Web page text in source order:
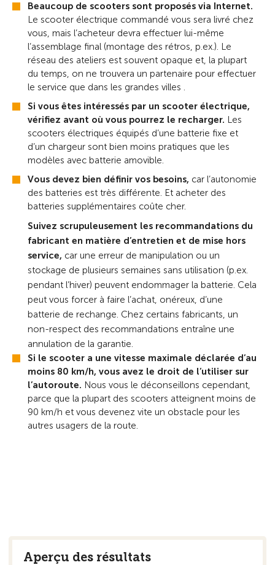
Beaucoup de scooters sont proposés via Internet.
Le scooter électrique commandé vous sera livré chez
vous, mais l’acheteur devra effectuer lui-même
l’assemblage final (montage des rétros, p.ex.). Le
réseau des ateliers est souvent opaque et, la plupart
du temps, on ne trouvera un partenaire pour effectuer
le service que dans les grandes villes .
Si vous êtes intéressés par un scooter électrique,
vérifiez avant où vous pourrez le recharger. Les
scooters électriques équipés d’une batterie fixe et
d’un chargeur sont bien moins pratiques que les
modèles avec batterie amovible.
Vous devez bien définir vos besoins, car l’autonomie
des batteries est très différente. Et acheter des
batteries supplémentaires coûte cher.
Suivez scrupuleusement les recommandations du
fabricant en matière d’entretien et de mise hors
service, car une erreur de manipulation ou un
stockage de plusieurs semaines sans utilisation (p.ex.
pendant l’hiver) peuvent endommager la batterie. Cela
peut vous forcer à faire l’achat, onéreux, d’une
batterie de rechange. Chez certains fabricants, un
non-respect des recommandations entraîne une
annulation de la garantie.
Si le scooter a une vitesse maximale déclarée d’au
moins 80 km/h, vous avez le droit de l’utiliser sur
l’autoroute. Nous vous le déconseillons cependant,
parce que la plupart des scooters atteignent moins de
90 km/h et vous devenez vite un obstacle pour les
autres usagers de la route.
Aperçu des résultats